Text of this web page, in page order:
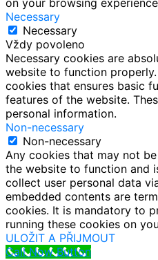
on your browsing
Necessary
Necessary
Vždy povoleno
Necessary cookies are
website to function
cookies that ensures basic
features of the website.
personal information.
Non-necessary
Non-necessary
Any cookies that may not
the website to function and
collect user personal data
embedded contents are
cookies. It is mandatory to
running these cookies on
ULOŽIT A PŘIJMOUT
Call Now Button